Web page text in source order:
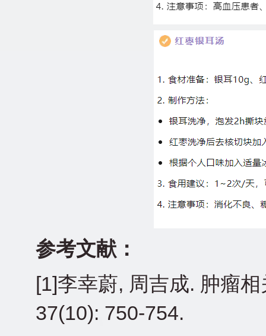
参考文献：
[1]李幸蔚, 周吉成. 肿瘤
37(10): 750-754.